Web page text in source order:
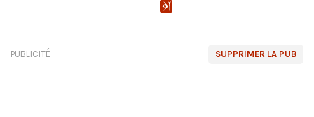
SUPPRIMER LA PUB
PUBLICITÉ